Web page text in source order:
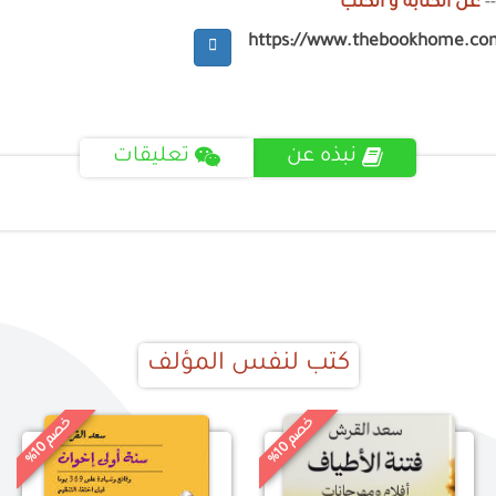
https://
نبذه عن تعليقات
كتب لنفس المؤلف
خ
ص
م
10% خ
ص
م
10%